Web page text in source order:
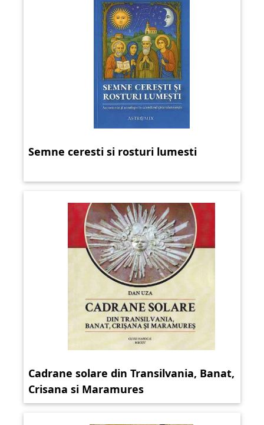
Semne ceresti si rosturi lumesti
Cadrane solare din Transilvania, Banat,
Crisana si Maramures